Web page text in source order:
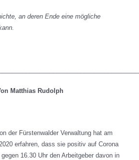
an deren Ende eine mögliche
kann.
Matthias Rudolph
der Fürstenwalder Verwaltung hat am
erfahren, dass sie positiv auf Corona
16.30 Uhr den Arbeitgeber davon in